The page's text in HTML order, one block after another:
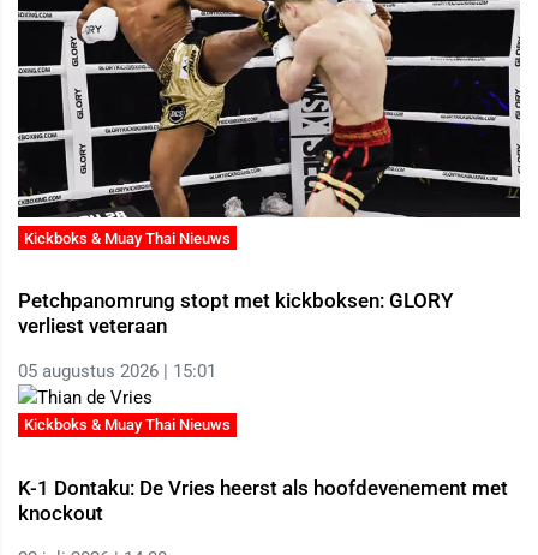
Kickboks & Muay Thai Nieuws
Petchpanomrung stopt met kickboksen: GLORY
verliest veteraan
05 augustus 2026 | 15:01
Kickboks & Muay Thai Nieuws
K-1 Dontaku: De Vries heerst als hoofdevenement met
knockout